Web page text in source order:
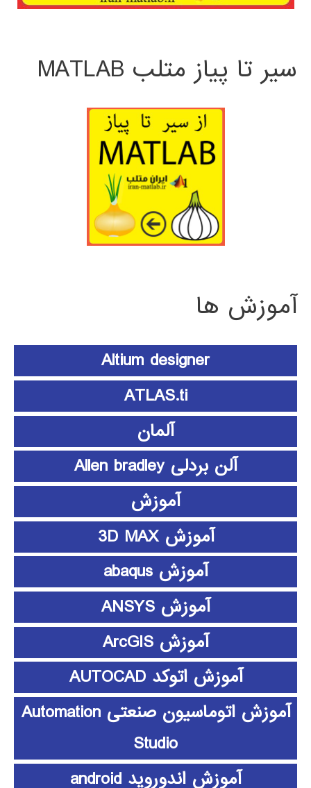
سیر تا پیاز متلب MATLAB
آموزش ها
Altium designer
ATLAS.ti
آلمان
آلن بردلی Allen bradley
آموزش
آموزش 3D MAX
آموزش abaqus
آموزش ANSYS
آموزش ArcGIS
آموزش اتوکد AUTOCAD
آموزش اتوماسیون صنعتی Automation
Studio
آموزش اندوروید android